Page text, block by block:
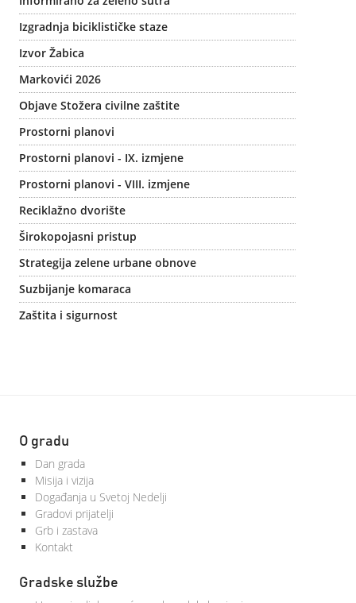
Izgradnja biciklističke staze
Izvor Žabica
Markovići 2026
Objave Stožera civilne zaštite
Prostorni planovi
Prostorni planovi - IX. izmjene
Prostorni planovi - VIII. izmjene
Reciklažno dvorište
Širokopojasni pristup
Strategija zelene urbane obnove
Suzbijanje komaraca
Zaštita i sigurnost
O gradu
Dan grada
Misija i vizija
Događanja u Svetoj Nedelji
Gradovi prijatelji
Grb i zastava
Kontakt
Gradske službe